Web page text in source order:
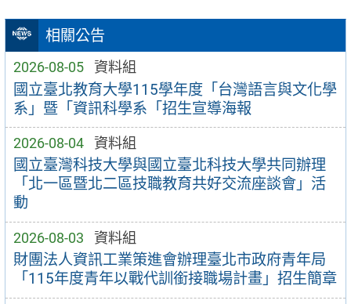
相關公告
2026-08-05 資料組
國立臺北教育大學115學年度「台灣語言與文化學
系」暨「資訊科學系「招生宣導海報
2026-08-04 資料組
國立臺灣科技大學與國立臺北科技大學共同辦理
「北一區暨北二區技職教育共好交流座談會」活
動
2026-08-03 資料組
財團法人資訊工業策進會辦理臺北市政府青年局
「115年度青年以戰代訓銜接職場計畫」招生簡章